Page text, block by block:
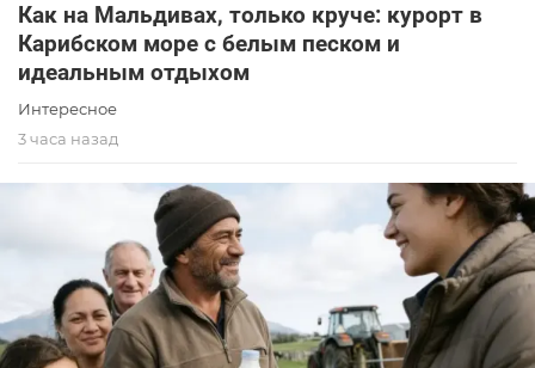
Как на Мальдивах, только круче: курорт в
Карибском море с белым песком и
идеальным отдыхом
Интересное
3 часа назад